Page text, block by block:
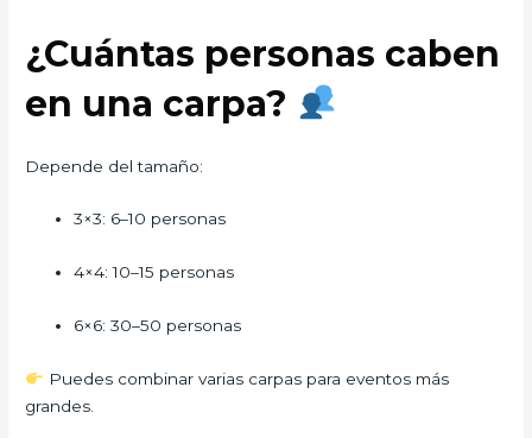
¿Cuántas personas caben
en una carpa?
Depende del tamaño:
3×3: 6–10 personas
4×4: 10–15 personas
6×6: 30–50 personas
Puedes combinar varias carpas para eventos más
grandes.